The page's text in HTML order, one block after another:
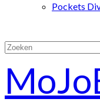
Pockets
Zoeken